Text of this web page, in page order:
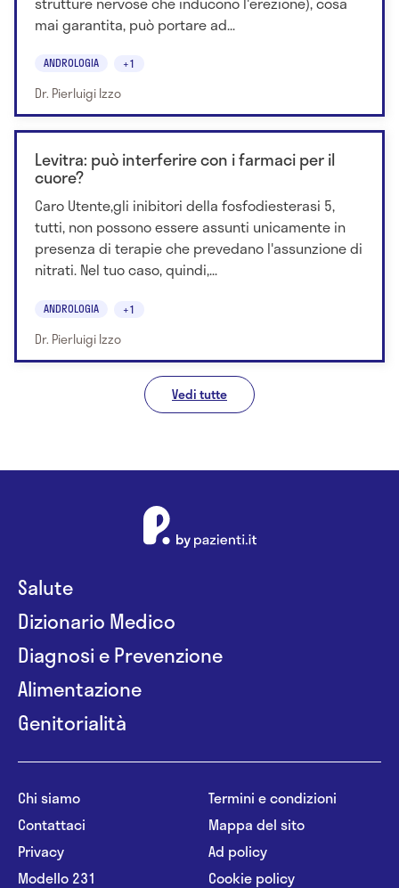
mai garantita, può portare ad...
ANDROLOGIA +1
Dr. Pierluigi Izzo
Levitra: può interferire con i farmaci per il
cuore?
Caro Utente,gli inibitori della fosfodiesterasi 5,
tutti, non possono essere assunti unicamente in
presenza di terapie che prevedano l'assunzione di
nitrati. Nel tuo caso, quindi,...
ANDROLOGIA +1
Dr. Pierluigi Izzo
Vedi tutte
Salute
Dizionario Medico
Diagnosi e Prevenzione
Alimentazione
Genitorialità
Chi siamo
Contattaci
Privacy
Modello 231
Termini e condizioni
Mappa del sito
Ad policy
Cookie policy